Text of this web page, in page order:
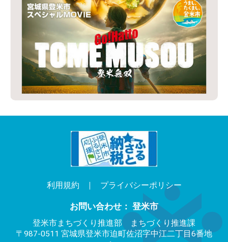
利用規約 プライバシーポリシー
お問い合わせ： 登米市
登米市まちづくり推進部 まちづくり推進課
〒987-0511 宮城県登米市迫町佐沼字中江二丁目6番地